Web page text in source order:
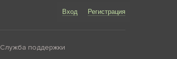
Вход Регистрация
Служба поддержки